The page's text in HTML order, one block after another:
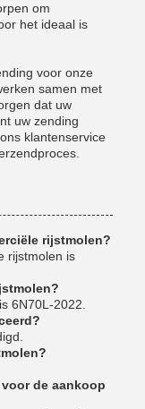
om
het ideaal is
voor onze
samen met
dat uw
uw zending
klantenservice
rijstmolen?
rijstmolen is
6N70L-2022.
de aankoop